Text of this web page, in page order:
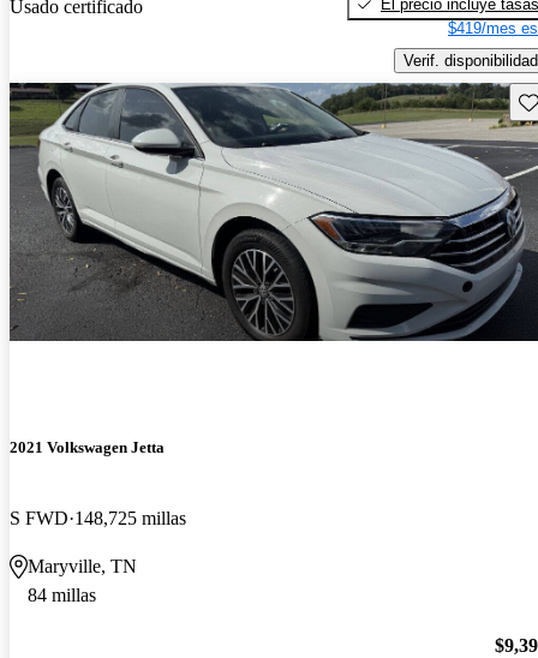
Usado certificado
El precio incluye tasas
$419/mes
Verif. disponibilidad
2021 Volkswagen Jetta
S FWD 148,725 millas
Maryville, TN
84 millas